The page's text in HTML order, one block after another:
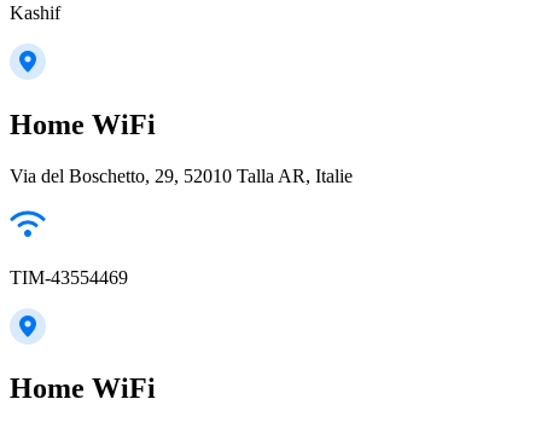
Kashif
Home WiFi
Via del Boschetto, 29, 52010 Talla AR, Italie
TIM-43554469
Home WiFi